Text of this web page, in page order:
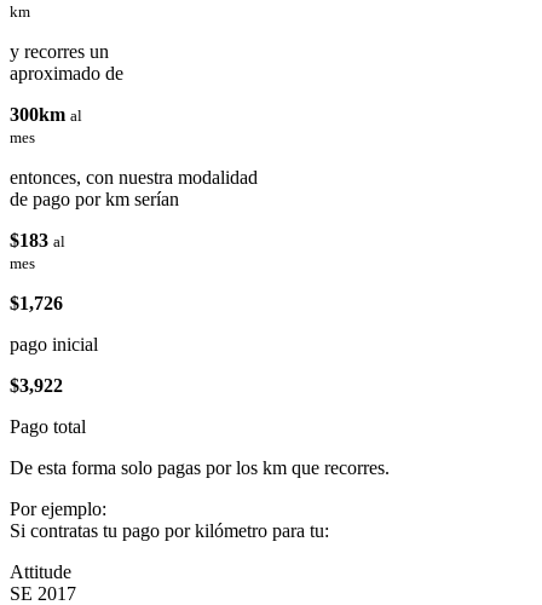
km
y recorres un
aproximado de
300km al
mes
entonces, con nuestra modalidad
de pago por km serían
$183 al
mes
$1,726
pago inicial
$3,922
Pago total
De esta forma solo pagas por los km que recorres.
Por ejemplo:
Si contratas tu pago por kilómetro para tu:
Attitude
SE 2017